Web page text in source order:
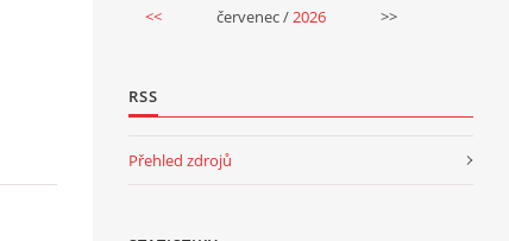
<< červenec / 2026 >>
RSS
Přehled zdrojů